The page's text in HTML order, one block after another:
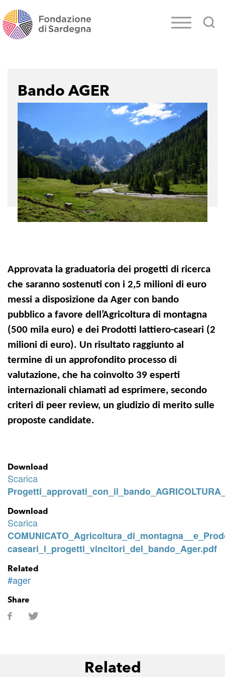
Bando AGER
Approvata la graduatoria dei progetti di ricerca
che saranno sostenuti con i 2,5 milioni di euro
messi a disposizione da Ager con bando
pubblico a favore dell’Agricoltura di montagna
(500 mila euro) e dei Prodotti lattiero-caseari (2
milioni di euro). Un risultato raggiunto al
termine di un approfondito processo di
valutazione, che ha coinvolto 39 esperti
internazionali chiamati ad esprimere, secondo
criteri di peer review, un giudizio di merito sulle
proposte candidate.
Download
Scarica
Download
Scarica
caseari_i_progetti_vincitori_del_bando_Ager.pdf
Related
#ager
Share
Related